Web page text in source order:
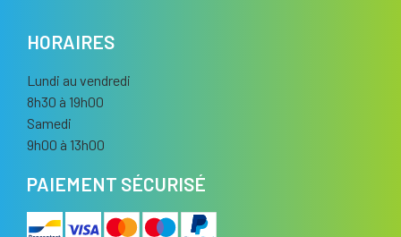
HORAIRES
Lundi au vendredi
8h30 à 19h00
Samedi
9h00 à 13h00
PAIEMENT SÉCURISÉ